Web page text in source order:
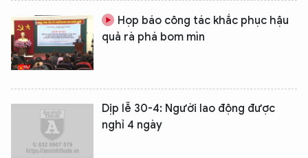
Họp báo công tác khắc phục hậu
quả rà phá bom mìn
Dịp lễ 30-4: Người lao động được
nghỉ 4 ngày